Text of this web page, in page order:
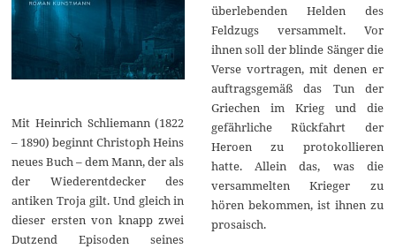
Mit Heinrich Schliemann (1822
– 1890) beginnt Christoph Heins
neues Buch – dem Mann, der als
der Wiederentdecker des
antiken Troja gilt. Und gleich in
dieser ersten von knapp zwei
Dutzend Episoden seines
überlebenden Helden des
Feldzugs versammelt. Vor
ihnen soll der blinde Sänger die
Verse vortragen, mit denen er
auftragsgemäß das Tun der
Griechen im Krieg und die
gefährliche Rückfahrt der
Heroen zu protokollieren
hatte. Allein das, was die
versammelten Krieger zu
hören bekommen, ist ihnen zu
prosaisch.